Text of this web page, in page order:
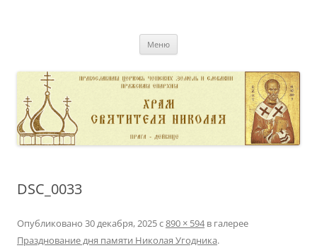
Меню
DSC_0033
Опубликовано 30 декабря, 2025с890 × 594в галерее
Празднование дня памяти Николая Угодника.